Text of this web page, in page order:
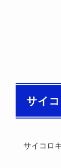
サイ
サイコロ